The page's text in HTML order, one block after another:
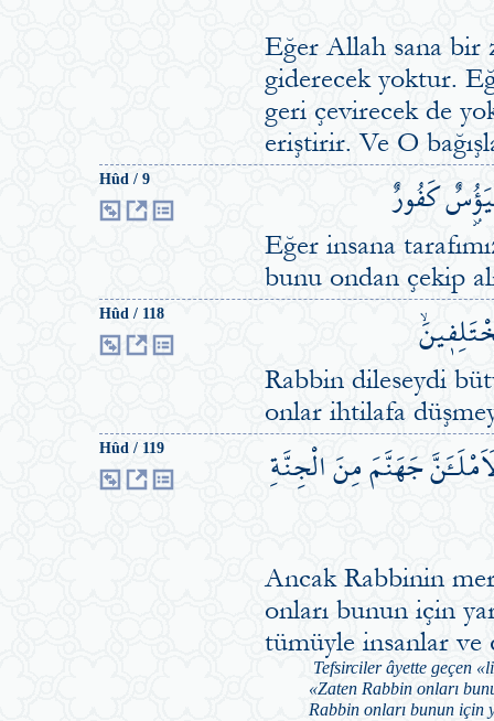
Eğer Allah sana bir
giderecek yoktur.
geri çevirecek de
eriştirir. Ve O
Hûd / 9 كَفُورٌ
Eğer insana
bunu ondan çekip
Hûd / 118
Rabbin dileseydi
onlar ihtilafa
Hûd / 119 جَهَنَّمَ مِنَ الْجِنَّةِ
Ancak Rabbinin
onları bunun için
tümüyle insanlar
Tefsirciler âyette geçen
«Zaten Rabbin onları
Rabbin onları bunun için